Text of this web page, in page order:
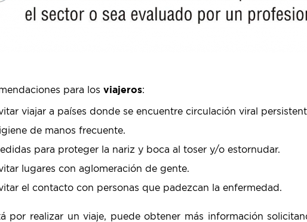
para los viajeros:
viajar a países donde se encuentre circulación viral
de manos frecuente.
para proteger la nariz y boca al toser y/o estornudar.
lugares con aglomeración de gente.
el contacto con personas que padezcan la enfermedad.
por realizar un viaje, puede obtener más información